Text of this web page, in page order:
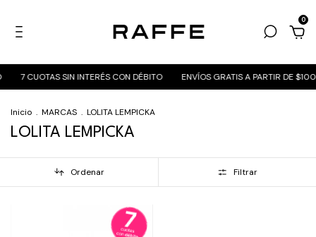
0
7 CUOTAS SIN INTERÉS CON DÉBITO ENVÍOS GRATIS A PARTIR DE
Inicio . MARCAS . LOLITA LEMPICKA
LOLITA LEMPICKA
Ordenar Filtrar